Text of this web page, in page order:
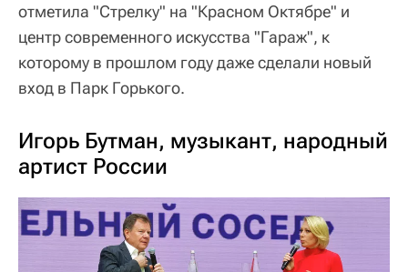
отметила "Стрелку" на "Красном Октябре" и
центр современного искусства "Гараж", к
которому в прошлом году даже сделали новый
вход в Парк Горького.
Игорь Бутман, музыкант, народный
артист России